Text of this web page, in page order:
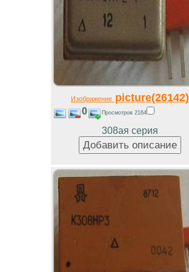
Изображениеpicture(26142)
0 Просмотров 2164
308ая серия